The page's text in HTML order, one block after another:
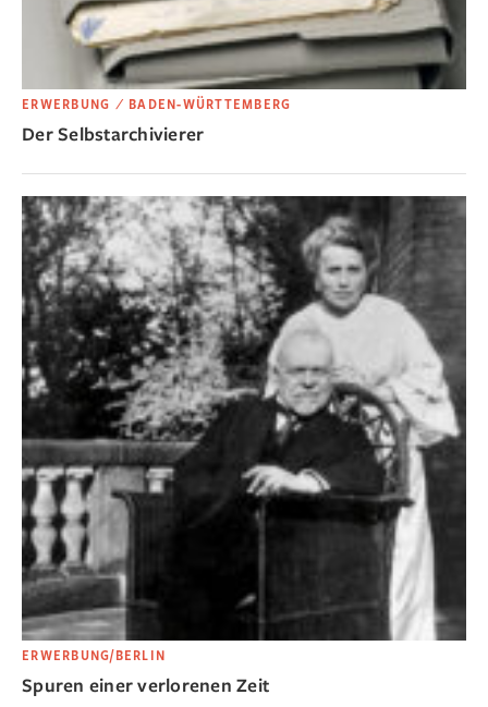
ERWERBUNG ⁄ BADEN-WÜRTTEMBERG
Der Selbstarchivierer
ERWERBUNG/BERLIN
Spuren einer verlorenen Zeit